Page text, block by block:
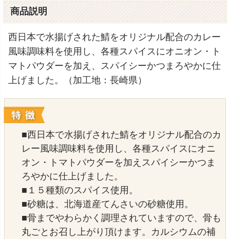
商品説明
西日本で水揚げされた鯖をオリジナル配合のカレー
風味調味料を使用し、各種スパイスにオニオン・ト
マトパウダーを加え、スパイシーかつまろやかに仕
上げました。（加工地：長崎県）
■西日本で水揚げされた鯖をオリジナル配合のカ
レー風味調味料を使用し、各種スパイスにオニ
オン・トマトパウダーを加えスパイシーかつま
ろやかに仕上げました。
■１５種類のスパイス使用。
■砂糖は、北海道産てんさいの砂糖使用。
■骨までやわらかく調理されていますので、骨も
丸ごとお召し上がり頂けます。カルシウムの補